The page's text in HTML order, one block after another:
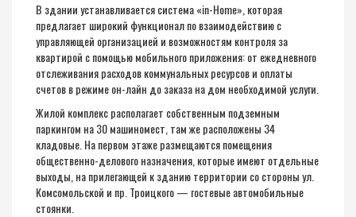
В здании устанавливается система «in-Home», которая
предлагает широкий функционал по взаимодействию с
управляющей организацией и возможностям контроля за
квартирой с помощью мобильного приложения: от ежедневного
отслеживания расходов коммунальных ресурсов и оплаты
счетов в режиме он-лайн до заказа на дом необходимой услуги.
Жилой комплекс располагает собственным подземным
паркингом на 30 машиномест, там же расположены 34
кладовые. На первом этаже размещаются помещения
общественно-делового назначения, которые имеют отдельные
выходы, на прилегающей к зданию территории со стороны ул.
Комсомольской и пр. Троицкого — гостевые автомобильные
стоянки.